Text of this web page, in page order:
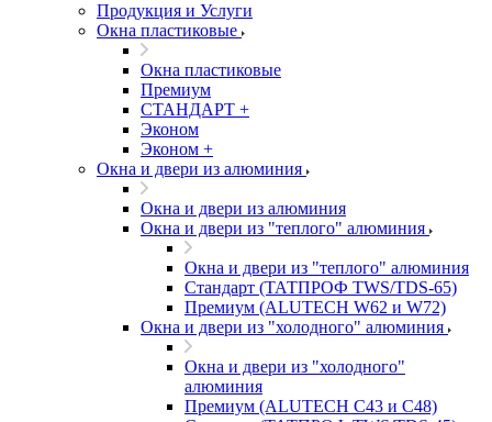
Продукция и Услуги
Окна пластиковые
Окна пластиковые
Премиум
СТАНДАРТ +
Эконом
Эконом +
Окна и двери из алюминия
Окна и двери из алюминия
Окна и двери из "теплого" алюминия
Окна и двери из "теплого" алюминия
Стандарт (ТАТПРОФ TWS/TDS-65)
Премиум (ALUTECH W62 и W72)
Окна и двери из "холодного" алюминия
Окна и двери из "холодного"
алюминия
Премиум (ALUTECH C43 и C48)